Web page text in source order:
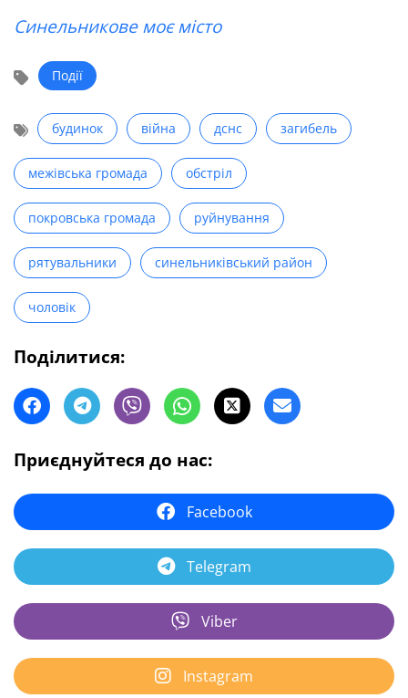
Синельникове моє місто
Події
будинок війна дснс загибель
межівська громада обстріл
покровська громада руйнування
рятувальники синельниківський район
чоловік
Поділитися:
Приєднуйтеся до нас:
Facebook
Telegram
Viber
Instagram